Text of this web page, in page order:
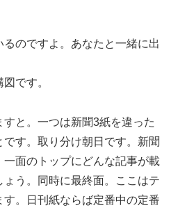
のですよ。あなたと一緒に出
です。
と。一つは新聞3紙を違った
す。取り分け朝日です。新聞
面のトップにどんな記事が載
う。同時に最終面。ここはテ
。日刊紙ならば定番中の定番